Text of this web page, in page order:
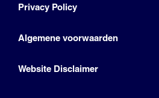
Privacy Policy
Algemene voorwaarden
Website Disclaimer